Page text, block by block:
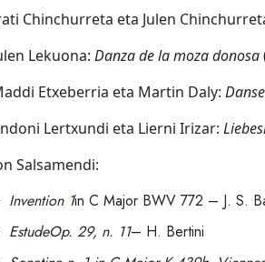
Chinchurreta eta Julen
Lekuona: Danza de la moza donosa
Etxeberria eta Martin Daly:
Lertxundi eta Lierni Irizar:
Salsamendi:
Invention 1in C Major BWV 772 – J. S.
EstudeOp. 29, n. 11– H. Bertini